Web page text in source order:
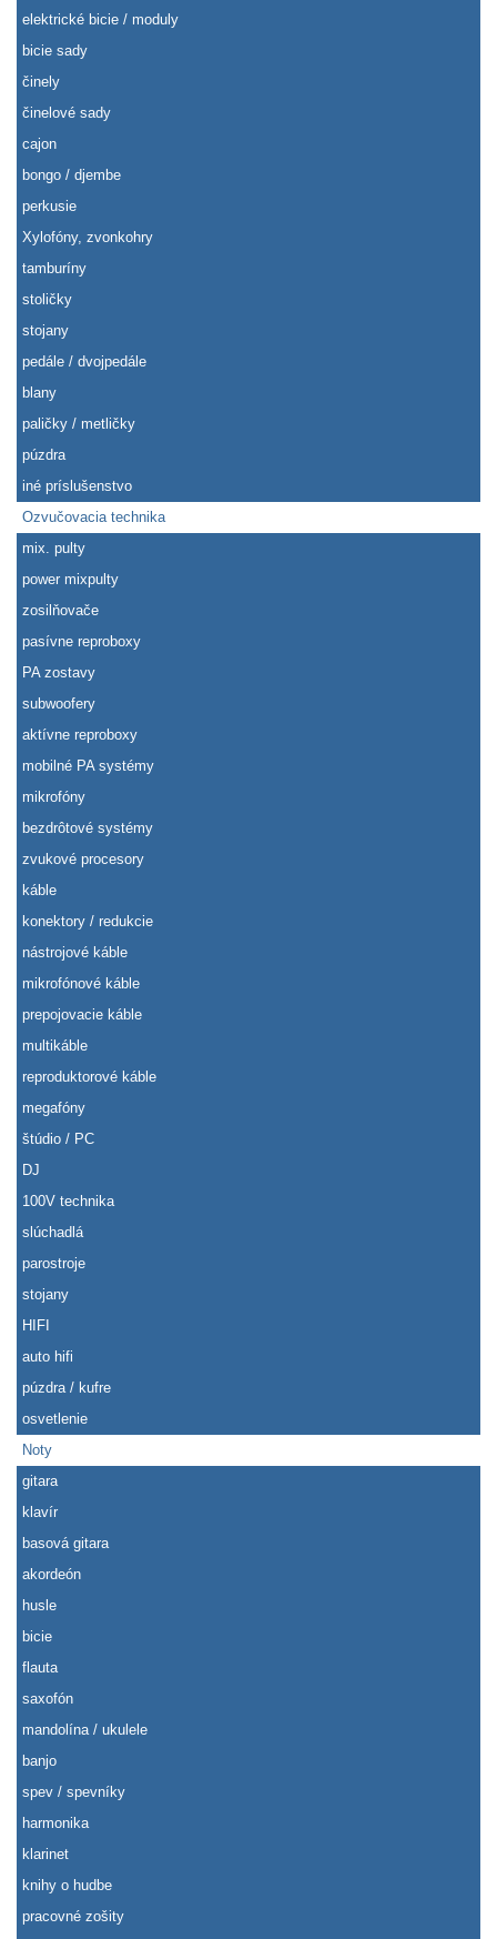
elektrické bicie / moduly
bicie sady
činely
činelové sady
cajon
bongo / djembe
perkusie
Xylofóny, zvonkohry
tamburíny
stoličky
stojany
pedále / dvojpedále
blany
paličky / metličky
púzdra
iné príslušenstvo
Ozvučovacia technika
mix. pulty
power mixpulty
zosilňovače
pasívne reproboxy
PA zostavy
subwoofery
aktívne reproboxy
mobilné PA systémy
mikrofóny
bezdrôtové systémy
zvukové procesory
káble
konektory / redukcie
nástrojové káble
mikrofónové káble
prepojovacie káble
multikáble
reproduktorové káble
megafóny
štúdio / PC
DJ
100V technika
slúchadlá
parostroje
stojany
HIFI
auto hifi
púzdra / kufre
osvetlenie
Noty
gitara
klavír
basová gitara
akordeón
husle
bicie
flauta
saxofón
mandolína / ukulele
banjo
spev / spevníky
harmonika
klarinet
knihy o hudbe
pracovné zošity